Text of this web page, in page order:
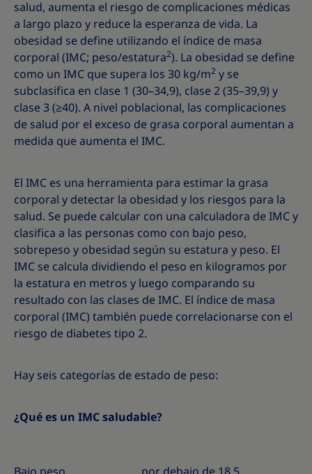
salud, aumenta el riesgo de complicaciones médicas
a largo plazo y reduce la esperanza de vida. La
obesidad se define utilizando el índice de masa
corporal (IMC; peso/estatura2). La obesidad se define
como un IMC que supera los 30 kg/m2 y se
subclasifica en clase 1 (30–34,9), clase 2 (35–39,9) y
clase 3 (≥40). A nivel poblacional, las complicaciones
de salud por el exceso de grasa corporal aumentan a
medida que aumenta el IMC.
El IMC es una herramienta para estimar la grasa
corporal y detectar la obesidad y los riesgos para la
salud. Se puede calcular con una calculadora de IMC y
clasifica a las personas como con bajo peso,
sobrepeso y obesidad según su estatura y peso. El
IMC se calcula dividiendo el peso en kilogramos por
la estatura en metros y luego comparando su
resultado con las clases de IMC. El índice de masa
corporal (IMC) también puede correlacionarse con el
riesgo de diabetes tipo 2.
Hay seis categorías de estado de peso:
¿Qué es un IMC saludable?